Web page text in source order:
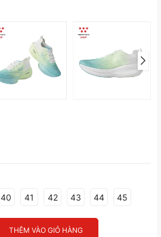
40 41 42 43 44 45
THÊM VÀO GIỎ HÀNG